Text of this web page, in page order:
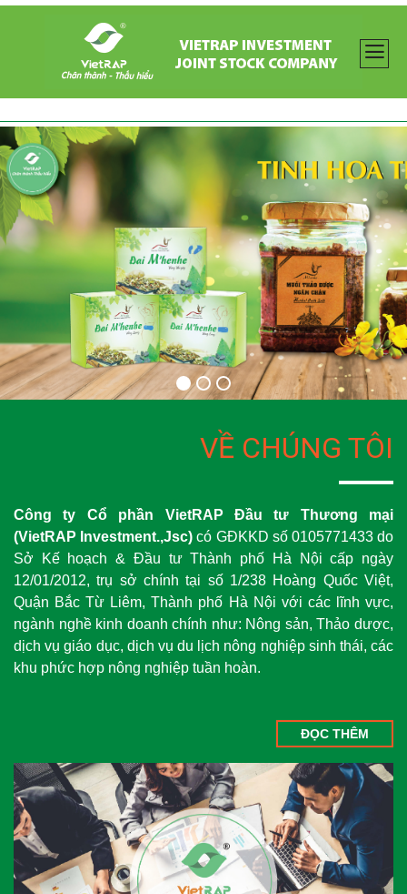
VỀ CHÚNG TÔI
Công ty Cổ phần VietRAP Đầu tư Thương mại
(VietRAP Investment.,Jsc) có GĐKKD số 0105771433 do
Sở Kế hoạch & Đầu tư Thành phố Hà Nội cấp ngày
12/01/2012, trụ sở chính tại số 1/238 Hoàng Quốc Việt,
Quận Bắc Từ Liêm, Thành phố Hà Nội với các lĩnh vực,
ngành nghề kinh doanh chính như: Nông sản, Thảo dược,
dịch vụ giáo dục, dịch vụ du lịch nông nghiệp sinh thái, các
khu phức hợp nông nghiệp tuần hoàn.
ĐỌC THÊM